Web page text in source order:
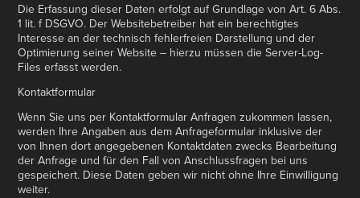
Die Erfassung dieser Daten erfolgt auf Grundlage von Art. 6 Abs.
1 lit. f DSGVO. Der Websitebetreiber hat ein berechtigtes
Interesse an der technisch fehlerfreien Darstellung und der
Optimierung seiner Website – hierzu müssen die Server-Log-
Files erfasst werden.
Kontaktformular
Wenn Sie uns per Kontaktformular Anfragen zukommen lassen,
werden Ihre Angaben aus dem Anfrageformular inklusive der
von Ihnen dort angegebenen Kontaktdaten zwecks Bearbeitung
der Anfrage und für den Fall von Anschlussfragen bei uns
gespeichert. Diese Daten geben wir nicht ohne Ihre Einwilligung
weiter.